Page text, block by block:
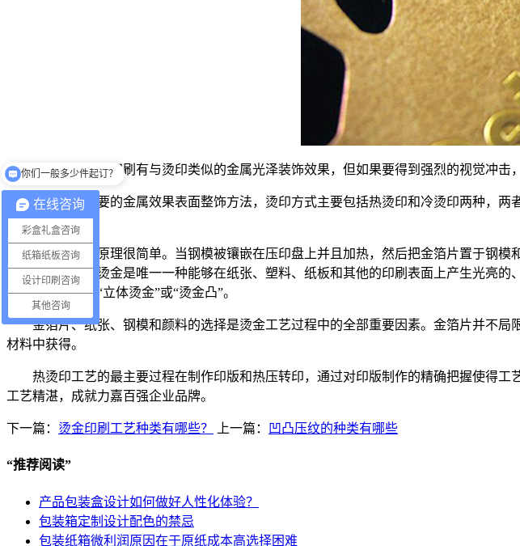
虽然金、银墨印刷有与烫印类似的金属光泽装饰效果，但如果要得到强烈的视觉冲击
这是一种重要的金属效果表面整饰方法，烫印方式主要包括热烫印和冷烫印两种，
式。
热烫工艺的原理很简单。当钢模被镶嵌在压印盘上并且加热，然后把金箔片置于钢
过程就完成了。烫金是唯一一种能够在纸张、塑料、纸板和其他的印刷表面上产生光亮
时候，它被称为 “立体烫金”或“烫金凸”。
金箔片、纸张、钢模和颜料的选择是烫金工艺过程中的全部重要因素。金箔片并不
材料中获得。
热烫印工艺的最主要过程在制作印版和热压转印，通过对印版制作的精确把握使得工
工艺精湛，成就力嘉百强企业品牌。
下一篇： 烫金印刷工艺种类有哪些？ 上一篇： 凹凸压纹的种类有哪些
“推荐阅读”
产品包装盒设计如何做好人性化体验？
包装箱定制设计配色的禁忌
包装纸箱微利润原因在于原纸成本高选择困难
在线咨询
彩盒礼盒咨询
纸箱纸板咨询
设计印刷咨询
其他咨询
你们的生产工厂在哪里？